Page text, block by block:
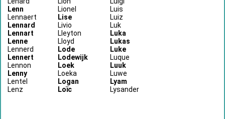
Lenn
Lennaert
Lennard
Lennart
Lenne
Lennerd
Lennert
Lennon
Lenny
Lentel
Lenz
Lionel
Lise
Livio
Lleyton
Lloyd
Lode
Lodewijk
Loek
Loeka
Logan
Loïc
Luis
Luiz
Luk
Luka
Lukas
Luke
Luque
Luuk
Luwe
Lyam
Lysander